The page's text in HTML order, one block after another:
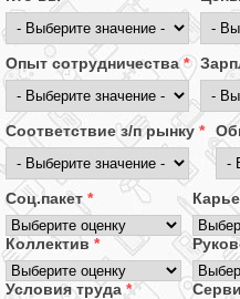
Опыт сотрудничества*
Соответствие з/п рынку *
Соц.пакет *
Коллектив *
Условия труда *